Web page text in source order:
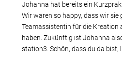
Johanna hat bereits ein
Wir waren so happy, dass wir sie
Teamassistentin für die Kreation
haben. Zukünftig ist Johanna
station3. Schön, dass du da bist,